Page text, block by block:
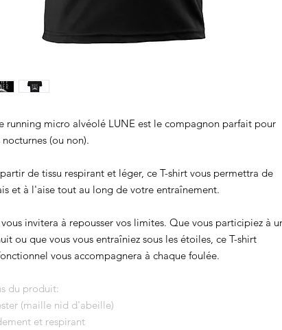
running micro alvéolé LUNE est le compagnon parfait pour
nocturnes (ou non).
de tissu respirant et léger, ce T-shirt vous permettra de
et à l'aise tout au long de votre entraînement.
invitera à repousser vos limites. Que vous participiez à
ou que vous vous entraîniez sous les étoiles, ce T-shirt
vous accompagnera à chaque foulée.
du produit:
(maille nid d'abeille)
et respirant